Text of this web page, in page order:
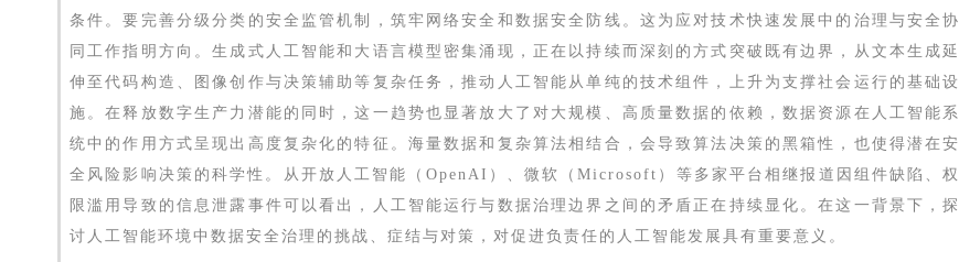
条件。要完善分级分类的安全监管机制，筑牢网络安全和数据安全防线。这为应对技术快速发展中的治理与安全协
同工作指明方向。生成式人工智能和大语言模型密集涌现，正在以持续而深刻的方式突破既有边界，从文本生成延
伸至代码构造、图像创作与决策辅助等复杂任务，推动人工智能从单纯的技术组件，上升为支撑社会运行的基础设
施。在释放数字生产力潜能的同时，这一趋势也显著放大了对大规模、高质量数据的依赖，数据资源在人工智能系
统中的作用方式呈现出高度复杂化的特征。海量数据和复杂算法相结合，会导致算法决策的黑箱性，也使得潜在安
全风险影响决策的科学性。从开放人工智能（OpenAI）、微软（Microsoft）等多家平台相继报道因组件缺陷、权
限滥用导致的信息泄露事件可以看出，人工智能运行与数据治理边界之间的矛盾正在持续显化。在这一背景下，探
讨人工智能环境中数据安全治理的挑战、症结与对策，对促进负责任的人工智能发展具有重要意义。